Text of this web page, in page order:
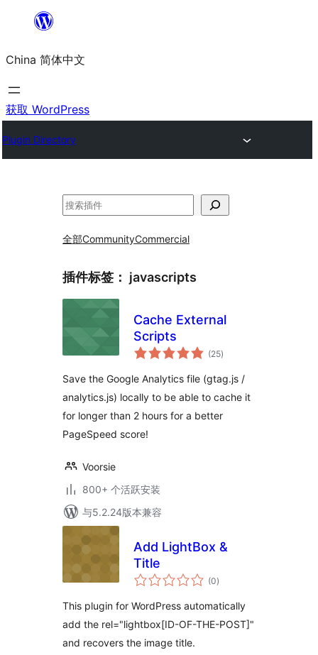
内
容
China 简体中文
获取 WordPress
Plugin Directory
搜
全部CommunityCommercial
插件标签： javascripts
Cache External
Scripts
(25总
评)
Save the Google Analytics file (gtag.js /
analytics.js) locally to be able to cache it
for longer than 2 hours for a better
PageSpeed score!
Voorsie
800+ 个活跃安装
与5.2.24版本兼容
Add LightBox &
Title
(0总
评)
This plugin for WordPress automatically
add the rel="lightbox[ID-OF-THE-POST]"
and recovers the image title.